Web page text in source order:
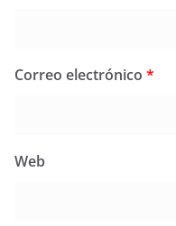
Correo electrónico *
Web